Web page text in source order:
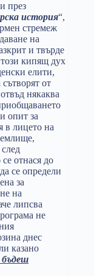
през
история“,
стремеж
на
и твърде
този кипящ дух
елити,
от
някаква
опит за
в лицето на
отнася до
се определи
за
на
липсва
не
днес
казано
бъдеш